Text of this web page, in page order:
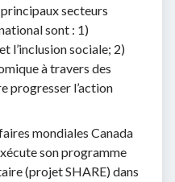
secteurs
sont : 1)
l’inclusion sociale; 2)
à travers des
progresser l’action
mondiales Canada
son programme
(projet SHARE) dans